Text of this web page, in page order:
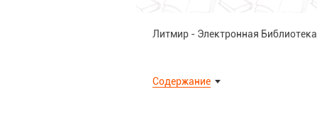
Литмир - Электронная Библиотека
Содержание